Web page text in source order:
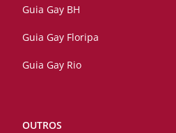
Guia Gay BH
Guia Gay Floripa
Guia Gay Rio
OUTROS